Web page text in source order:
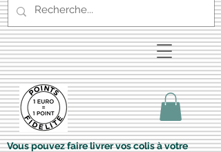
Vous pouvez faire livrer vos colis à votre